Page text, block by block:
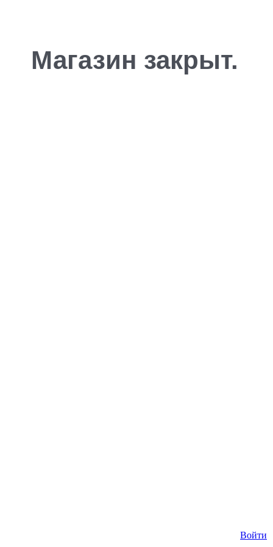
Магазин закрыт.
Войти